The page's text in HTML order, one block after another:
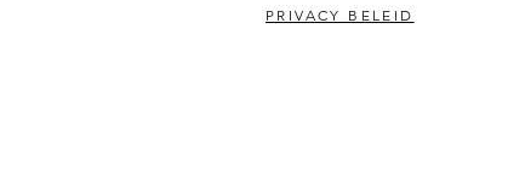
PRIVACY BELEID